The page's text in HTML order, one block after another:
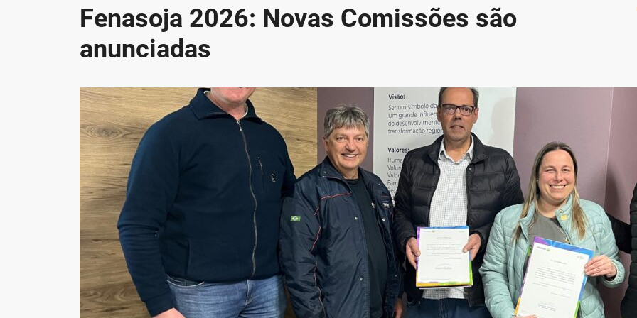
Fenasoja 2026: Novas Comissões são
anunciadas